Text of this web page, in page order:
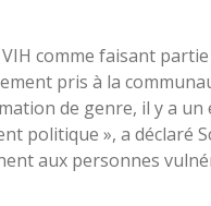
comme faisant
pris à la
de genre, il y a un
politique », a déclaré
aux personnes